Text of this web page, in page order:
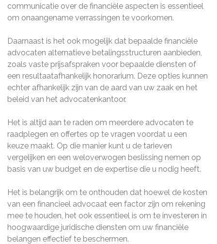
communicatie over de financiële aspecten is essentieel
om onaangename verrassingen te voorkomen.
Daarnaast is het ook mogelijk dat bepaalde financiële
advocaten alternatieve betalingsstructuren aanbieden,
zoals vaste prijsafspraken voor bepaalde diensten of
een resultaatafhankelijk honorarium. Deze opties kunnen
echter afhankelijk zijn van de aard van uw zaak en het
beleid van het advocatenkantoor.
Het is altijd aan te raden om meerdere advocaten te
raadplegen en offertes op te vragen voordat u een
keuze maakt. Op die manier kunt u de tarieven
vergelijken en een weloverwogen beslissing nemen op
basis van uw budget en de expertise die u nodig heeft.
Het is belangrijk om te onthouden dat hoewel de kosten
van een financieel advocaat een factor zijn om rekening
mee te houden, het ook essentieel is om te investeren in
hoogwaardige juridische diensten om uw financiële
belangen effectief te beschermen.